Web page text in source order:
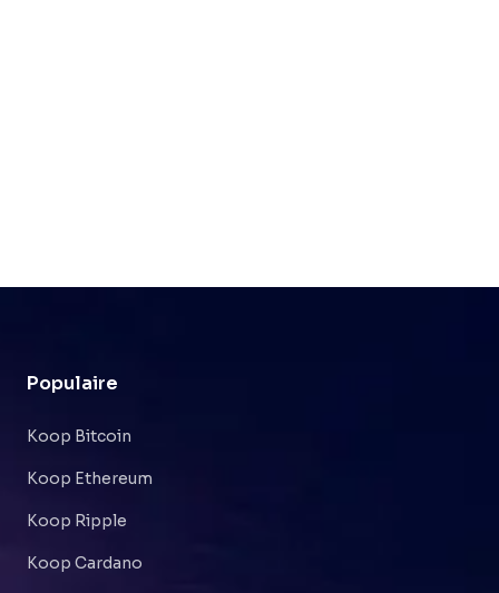
Populaire
Koop Bitcoin
Koop Ethereum
Koop Ripple
Koop Cardano